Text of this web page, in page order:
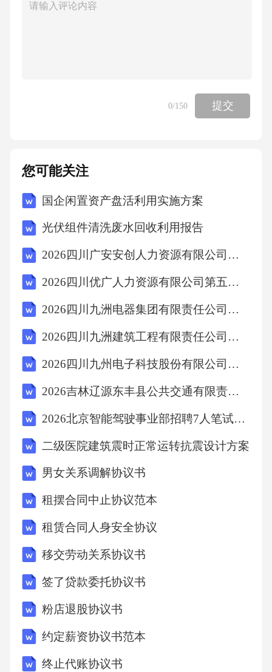
纷，并赔偿乙方因此遭受的全部损失。若乙方
照甲方违约责任条款，将甲方替换为乙方）1.若
乙方未按照本协议约定向甲方提供真实、准
和间接损失。2.若乙方未按照本协议约定协助甲
方办理地基对换相关手续，每逾期一日，应按
照本协议对换地基价值的[X%]向甲方支付违约
并要求乙方返还已支付的相关费用，同时乙方
应按照本协议对换地基价值的[X%]向甲方支付
违约金。3.若乙方提供的地基存在权属纠纷、债
权债务纠纷或其他影响甲方正常使用的瑕疵，
解决纠纷，并赔偿甲方因此遭受的全部损失。
若甲方因此解除本协议的，乙方应返还甲方已
支付的相关费用，并按照本协议对换地基价值
的[X%]向甲方支付违约金。五、争议解决本协
议的签订、履行、解释及争议解决均适用中华
人民共和国民法典及相关法律法规。若双方在
本协议履行过程中发生争议，应首先通过友好
协商解决；协商不成的，任何一方均有权向有
协议自双方签字（或盖章）之日起生效，一式
两份，甲乙双方各
0/150 提交
您可能关注
国企闲置资产盘活利用实施方案
光伏组件清洗废水回收利用报告
2026四川广安安创人力资源有限公司招聘劳务派遣工作人员拟录取人员笔试历年参考题库附带答案详解
2026四川优广人力资源有限公司第五次招聘笔试笔试历年参考题库附带答案详解
2026四川九洲电器集团有限责任公司招聘天线工程师（校招）测试笔试历年参考题库附带答案详解
2026四川九洲建筑工程有限责任公司招聘技术经理2人笔试历年参考题库附带答案详解
2026四川九州电子科技股份有限公司招聘设备主管等岗位4人笔试历年参考题库附带答案详解
2026吉林辽源东丰县公共交通有限责任公司招聘公交车驾驶员笔试历年参考题库附带答案详解
2026北京智能驾驶事业部招聘7人笔试历年参考题库附带答案详解
二级医院建筑震时正常运转抗震设计方案
男女关系调解协议书
租摆合同中止协议范本
租赁合同人身安全协议
移交劳动关系协议书
签了贷款委托协议书
粉店退股协议书
约定薪资协议书范本
终止代账协议书